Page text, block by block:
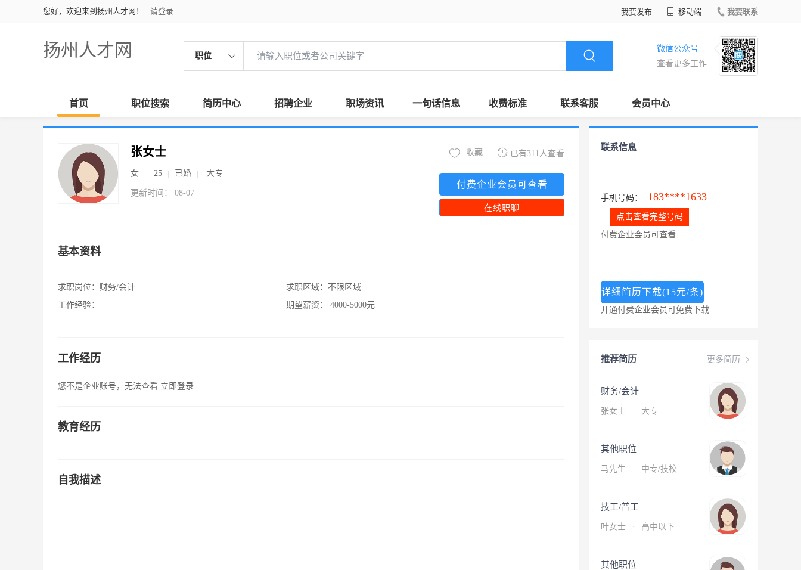
您好，欢迎来到扬州人才网！ 请登录 我要发布 移动端 我要联系
扬州人才网 职位
微信公众号
查看更多工作
首页 职位搜索 简历中心 招聘企业 职场资讯 一句话信息 收费标准 联系客服 会员中心
张女士
女 25 已婚 大专
更新时间： 08-07
已有311人查看
收藏
付费企业会员可查看
在线职聊
基本资料
求职岗位： 财务/会计
工作经验：
求职区域： 不限区域
期望薪资：
4000-5000元
工作经历
您不是企业账号，无法查看 立即登录
教育经历
自我描述
联系信息
手机号码： 183****1633
点击查看完整号码
付费企业会员可查看
详细简历下载(15元/条)
开通付费企业会员可免费下载
更多简历
推荐简历
财务/会计
张女士 · 大专
其他职位
马先生 · 中专/技校
技工/普工
叶女士 · 高中以下
其他职位